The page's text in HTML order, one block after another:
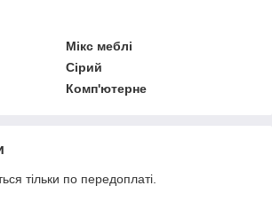
Мікс меблі
Сірий
Комп'ютерне
тільки по передоплаті.